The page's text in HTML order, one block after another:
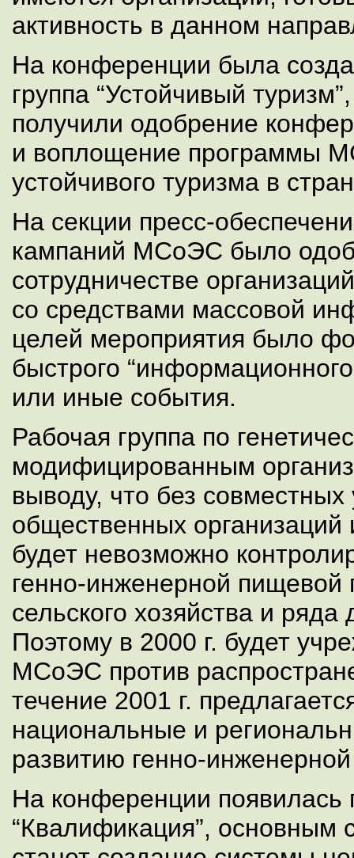
активность в данном
На конференции была
группа “Устойчивый
получили одобрение
и воплощение программы
устойчивого туризма в
На секции пресс-
кампаний МСоЭС было
сотрудничестве
со средствами массовой
целей мероприятия было
быстрого
или иные события.
Рабочая группа по
модифицированным
выводу, что без совместных
общественных организаций
будет невозможно
генно-инженерной
сельского хозяйства и ряда
Поэтому в 2000 г. будет
МСоЭС против
течение 2001 г.
национальные и
развитию генно-
На конференции появилась
“Квалификация”, основным